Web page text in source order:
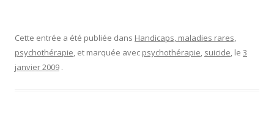
Cette entrée a été publiée dans Handicaps, maladies rares,
psychothérapie, et marquée avec psychothérapie, suicide, le 3
janvier 2009 .